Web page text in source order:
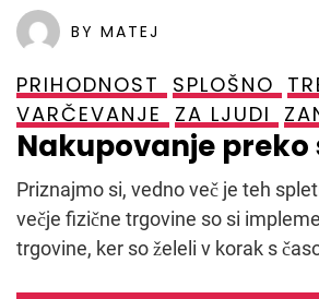
BY MATEJ
PRIHODNOST SPLOŠNO
VARČEVANJE
ZA LJUDI
Nakupovanje preko
Priznajmo si, vedno več je teh
večje fizične trgovine so si
trgovine, ker so želeli v korak s